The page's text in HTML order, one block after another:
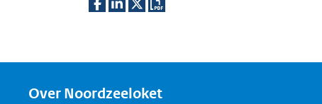
e
e
e
n
Over Noordzeeloket